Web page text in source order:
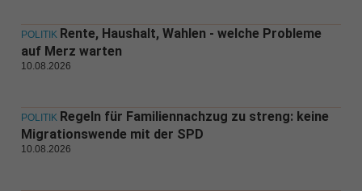
POLITIK Rente, Haushalt, Wahlen - welche Probleme
auf Merz warten
10.08.2026
POLITIK Regeln für Familiennachzug zu streng: keine
Migrationswende mit der SPD
10.08.2026